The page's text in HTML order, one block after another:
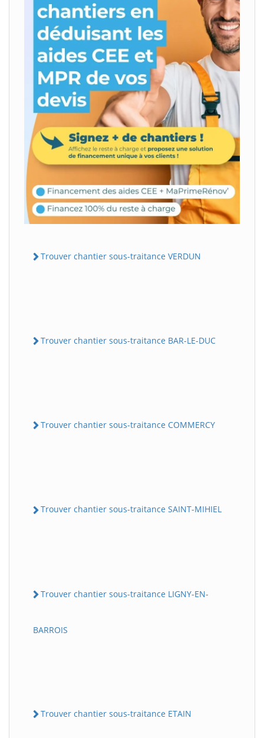
Trouver chantier sous-traitance VERDUN
Trouver chantier sous-traitance BAR-LE-DUC
Trouver chantier sous-traitance COMMERCY
Trouver chantier sous-traitance SAINT-MIHIEL
Trouver chantier sous-traitance LIGNY-EN-
BARROIS
Trouver chantier sous-traitance ETAIN